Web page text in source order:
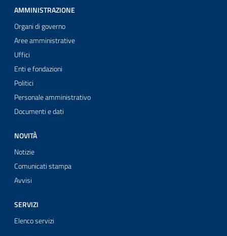
AMMINISTRAZIONE
Organi di governo
Aree amministrative
Uffici
Enti e fondazioni
Politici
Personale amministrativo
Documenti e dati
NOVITÀ
Notizie
Comunicati stampa
Avvisi
SERVIZI
Elenco servizi